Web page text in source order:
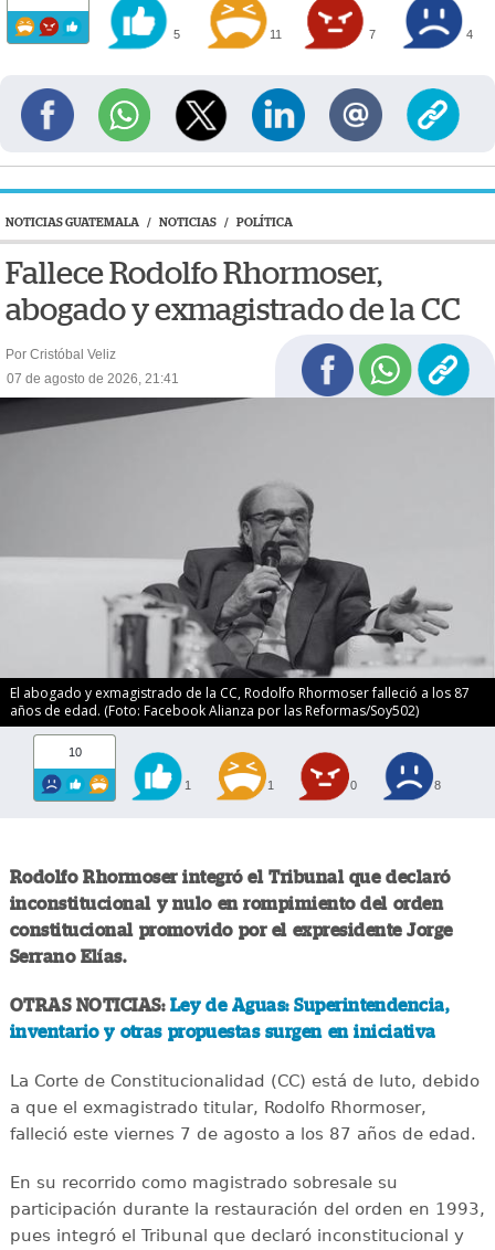
5 11 7 4
NOTICIAS GUATEMALA / NOTICIAS / POLÍTICA
Fallece Rodolfo Rhormoser,
abogado y exmagistrado de la CC
Por Cristóbal Veliz
07 de agosto de 2026, 21:41
El abogado y exmagistrado de la CC, Rodolfo Rhormoser falleció a los 87
años de edad. (Foto: Facebook Alianza por las Reformas/Soy502)
10
1 1 0 8
Rodolfo Rhormoser integró el Tribunal que declaró
inconstitucional y nulo en rompimiento del orden
constitucional promovido por el expresidente Jorge
Serrano Elías.
OTRAS NOTICIAS: Ley de Aguas: Superintendencia,
inventario y otras propuestas surgen en iniciativa
La Corte de Constitucionalidad (CC) está de luto, debido
a que el exmagistrado titular, Rodolfo Rhormoser,
falleció este viernes 7 de agosto a los 87 años de edad.
En su recorrido como magistrado sobresale su
participación durante la restauración del orden en 1993,
pues integró el Tribunal que declaró inconstitucional y